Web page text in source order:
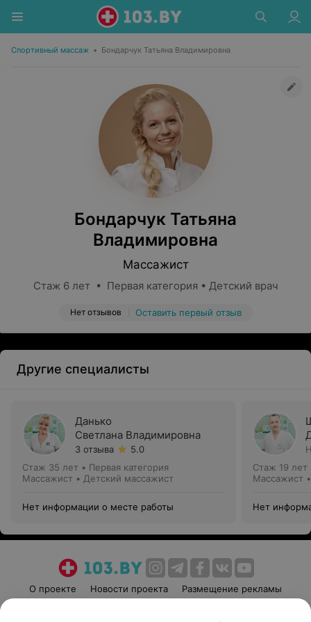
Спортивный массаж • Бондарчук Татьяна Владимировна
Бондарчук Татьяна
Владимировна
Массажист
Стаж 6 лет • Первая категория • Детский врач
Нет отзывов Оставить первый отзыв
Другие специалисты
Данько
Светлана Владимировна
3 отзыва
5.0
Стаж 35 лет • Первая категория
Массажист • Детский массажист
Нет информации о месте работы
Стаж 19 лет
Массажист
Нет
О проекте Новости проекта
Размещение рекламы